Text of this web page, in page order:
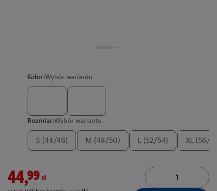
Kolor:Wybór wariantu
Rozmiar:Wybór wariantu
S (44/46) M (48/50) L (52/54) XL (56/
44,99zł